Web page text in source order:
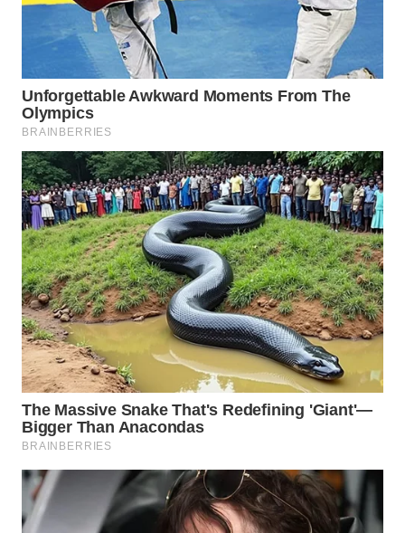
TAPANULI
SELATAN
WN
TANJUNG
LESUNG
WN
KARO
WN
SIMALUNGUN
WN
LABUHANBATU
WN
TAPANULI
TENGAH
WN DELI
SERDANG